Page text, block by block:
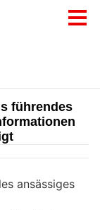
führendes
ansässiges